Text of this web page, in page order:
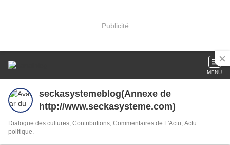
Publicité
MENU
seckasystemeblog(Annexe de
http://www.seckasysteme.com)
Dialogue des cultures, Contributions, Commentaires de L'Actu, Actu
politique.